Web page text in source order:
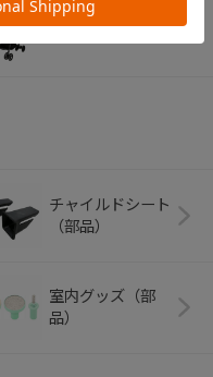
ペット用品
チャイルドシート
（部品）
室内グッズ（部
品）